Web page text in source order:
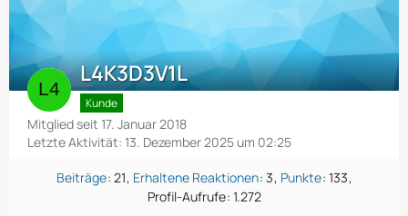
L4K3D3V1L
Kunde
Mitglied seit 17. Januar 2018
Letzte Aktivität: 13. Dezember 2025 um 02:25
Beiträge 21 Erhaltene Reaktionen 3 Punkte 133
Profil-Aufrufe 1.272